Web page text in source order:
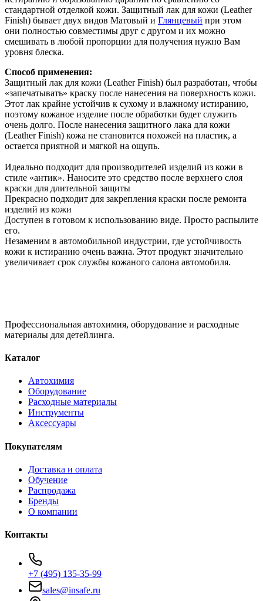
стандартной отделкой кожи. Защитный лак для кожи (Leather
Finish) бывает двух видов Матовый и Глянцевый при этом
они полностью совместимы друг с другом и их можно
смешивать в любой пропорции для получения нужно Вам
уровня блеска.
Способ применения:
Защитный лак для кожи (Leather Finish) был разработан, чтобы
«запечатывать» краску после нанесения на поверхность кожи.
Этот лак крайне устойчив к сухому и влажному истиранию,
поэтому кожаное изделие после обработки будет служить
очень долго. После нанесения защитного лака для кожи
(Leather Finish) кожа не становится похожей на пластик, а
остается приятной и мягкой на ощупь.
Идеально подходит для производителей изделий из кожи в
стиле «антик». Наносите это средство после верхнего слоя
краски для длительной защиты
Прекрасно подходит для закрепления краски после ремонта
изделий из кожи
Доступен в готовом к использованию виде. Просто распылите
его.
Незаменим в автомобильной индустрии, где устойчивость
кожи к истиранию очень важна. Этот продукт значительно
увеличивает срок службы кожаного салона автомобиля.
Профессиональная автохимия, оборудование и расходные
материалы для детейлинга.
Каталог
Автохимия
Оборудование
Расходные материалы
Инструменты
Аксессуары
Покупателям
Доставка и оплата
Обучение
Распродажа
Бренды
О компании
Контакты
+7 (495) 135-35-99
sales@insafe.ru